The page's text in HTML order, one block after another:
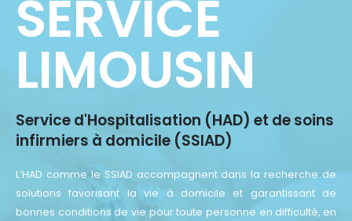
SERVICE
LIMOUSIN
Service d'Hospitalisation (HAD) et de soins
infirmiers à domicile (SSIAD)
L’HAD comme le SSIAD accompagnent dans la recherche de
solutions favorisant la vie à domicile et garantissant de
bonnes conditions de vie pour toute personne en difficulté, en